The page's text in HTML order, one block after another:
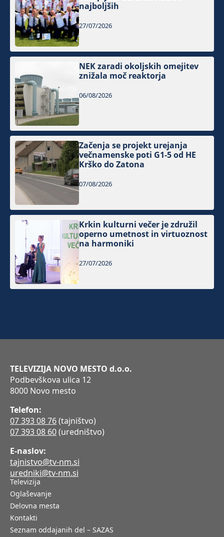
najboljših
27/07/2026
NEK zaradi okoljskih omejitev
znižala moč reaktorja
06/08/2026
Začenja se projekt urejanja
večnamenske poti G1-5 od HE
Krško do Zatona
07/08/2026
Krkin kulturni večer je združil
operno umetnost in virtuoznost
na harmoniki
27/07/2026
TELEVIZIJA NOVO MESTO d.o.o.
Podbevškova ulica 12
8000 Novo mesto
Telefon:
07 393 08 76(tajništvo)
07 393 08 60(uredništvo)
E-naslov:
tajnistvo@tv-nm.si
uredniki@tv-nm.si
Televizija
Oglaševanje
Delovna mesta
Kontakti
Seznam oddajanih del – SAZAS